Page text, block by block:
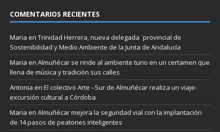
COMENTARIOS RECIENTES
Maria en Trinidad Herrera, nueva delegada `provincial de
Sostenibilidad y Medio Ambiente de la Junta de Andalucía
Maria en Almuñécar se rinde al ambiente tuno en un certamen que
llena de música y tradición sus calles
Antonia en El colectivo Arte –Sur de Almuñécar realiza un viaje-
excursión cultural a Córdoba
Maria en Almuñécar mejora la seguridad vial con la implantación
de 14 pasos de peatones inteligentes